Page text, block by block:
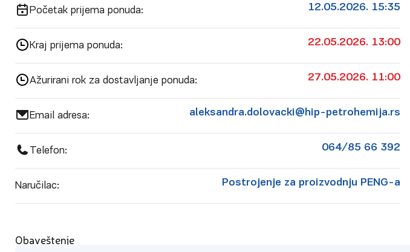
Početak prijema ponuda: 12.05.2026. 15:35
Kraj prijema ponuda: 22.05.2026. 13:00
Ažurirani rok za dostavljanje ponuda: 27.05.2026. 11:00
Email adresa: aleksandra.dolovacki@hip-petrohemija.rs
Telefon: 064/85 66 392
Naručilac: Postrojenje za proizvodnju PENG-a
Obaveštenje